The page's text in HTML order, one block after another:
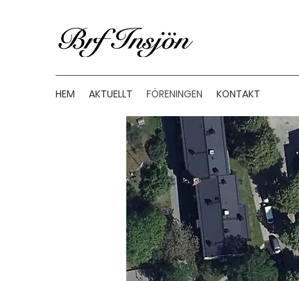
HEM AKTUELLT FÖRENINGEN KONTAKT